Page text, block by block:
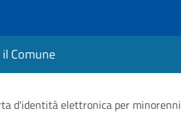
Comune
d'identità elettronica per minorenni